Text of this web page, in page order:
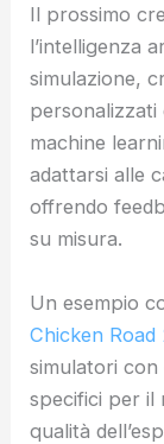
Il prossimo
l’intelligenza
simulazione,
personalizzati
machine
adattarsi alle
offrendo
su misura.
Un esempio
Chicken Road
simulatori
specifici per il
qualità